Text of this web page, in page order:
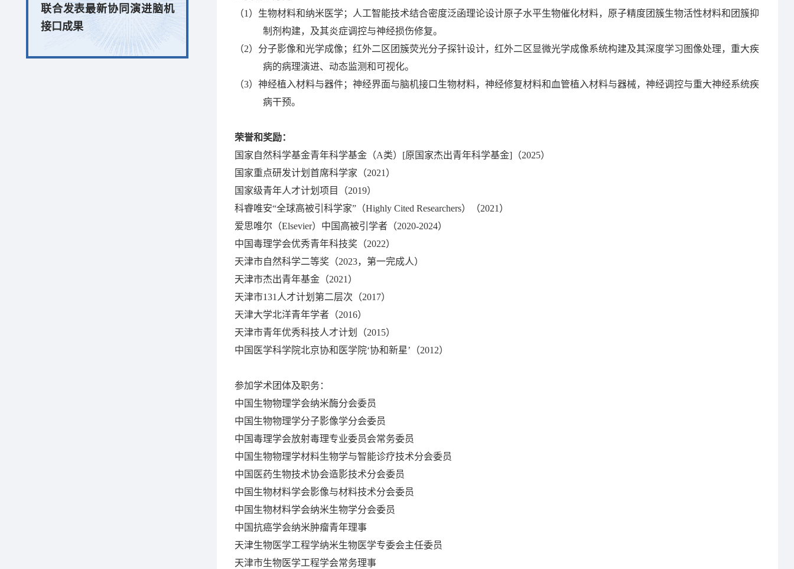
（1） 生物材料和纳米医学；人工智能技术结合密度泛函理论设计原子水平生物催化材料，原子精度团簇生物活性材料和团簇抑
制剂构建，及其炎症调控与神经损伤修复。
（2） 分子影像和光学成像；红外二区团簇荧光分子探针设计，红外二区显微光学成像系统构建及其深度学习图像处理，重大疾
病的病理演进、动态监测和可视化。
（3） 神经植入材料与器件；神经界面与脑机接口生物材料，神经修复材料和血管植入材料与器械，神经调控与重大神经系统疾
病干预。
荣誉和奖励：
国家自然科学基金青年科学基金（A类）[原国家杰出青年科学基金]（2025）
国家重点研发计划首席科学家（2021）
国家级青年人才计划项目（2019）
科睿唯安“全球高被引科学家”（Highly Cited Researchers）（2021）
爱思唯尔（Elsevier）中国高被引学者（2020-2024）
中国毒理学会优秀青年科技奖（2022）
天津市自然科学二等奖（2023，第一完成人）
天津市杰出青年基金（2021）
天津市131人才计划第二层次（2017）
天津大学北洋青年学者（2016）
天津市青年优秀科技人才计划（2015）
中国医学科学院北京协和医学院‘协和新星’ （2012）
参加学术团体及职务：
中国生物物理学会纳米酶分会委员
中国生物物理学分子影像学分会委员
中国毒理学会放射毒理专业委员会常务委员
中国生物物理学材料生物学与智能诊疗技术分会委员
中国医药生物技术协会造影技术分会委员
中国生物材料学会影像与材料技术分会委员
中国生物材料学会纳米生物学分会委员
中国抗癌学会纳米肿瘤青年理事
天津生物医学工程学纳米生物医学专委会主任委员
天津市生物医学工程学会常务理事
联合发表最新协同演进脑机
接口成果